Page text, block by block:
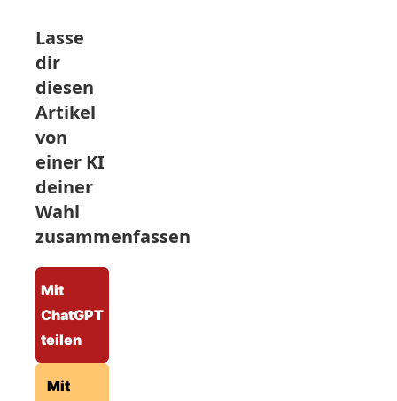
Lasse
dir
diesen
Artikel
von
einer KI
deiner
Wahl
zusammenfassen
Mit
ChatGPT
teilen
Mit